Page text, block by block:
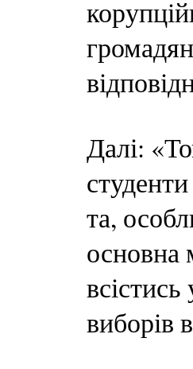
Далі:
та,
основна
виборів